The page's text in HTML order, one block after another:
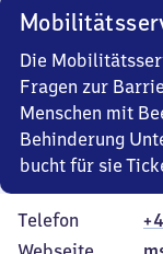
Die
Fragen zur
Menschen mit
Behinderung
bucht für sie
Telefon